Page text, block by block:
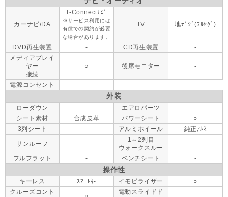
カーナビ/DA
T-Connectﾅﾋﾞ
※サービス利用には
有償での契約が必要
な場合があります。
TV 地ﾃﾞｼﾞ(ﾌﾙｾｸﾞ)
DVD再生装置 - CD再生装置
-
メディアプレイ
ヤー
接続
○ 後席モニター -
電源コンセント -
外装
ローダウン - エアロパーツ
-
シート素材
合成皮革 パワーシート
○
3列シート
- アルミホイール 純正ｱﾙﾐ
サンルーフ -
1⇔2列目
ウォークスルー
-
フルフラット - ベンチシート -
操作性
キーレス ｽﾏｰﾄｷ- イモビライザー
○
クルーズコント
電動スライドド